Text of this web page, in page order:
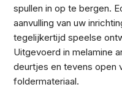
spullen in op te bergen.
aanvulling van uw
tegelijkertijd speelse
Uitgevoerd in melamine
deurtjes en tevens open
foldermateriaal.